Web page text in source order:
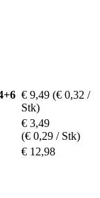
€ 9,49 (€ 0,32 /
Stk)
€ 3,49
(€ 0,29 / Stk)
€ 12,98